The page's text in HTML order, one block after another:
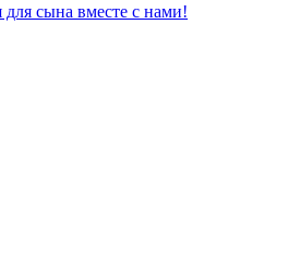
сына вместе с нами!